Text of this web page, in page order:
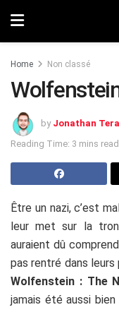
Home Non classé
by Jonathan
Reading Time: 3 mins read
Être un nazi, c’est
leur met sur la
auraient dû
pas rentré dans leurs
Wolfenstein : The
jamais été aussi